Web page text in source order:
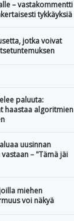
– vastakommentti
tykkäyksiä
jotka voivat
paluuta:
haastaa algoritmien
uusinnan
– "Tämä jäi
miehen
voi näkyä